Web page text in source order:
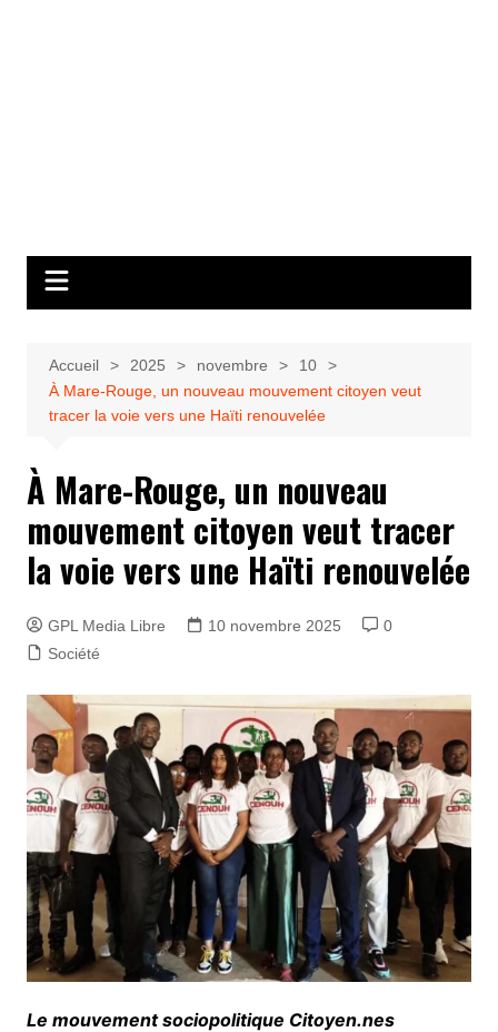
Accueil 2025 novembre
10
À Mare-Rouge, un nouveau mouvement citoyen veut
tracer la voie vers une Haïti renouvelée
À Mare-Rouge, un nouveau
mouvement citoyen veut tracer
la voie vers une Haïti renouvelée
GPL Media Libre 10 novembre 2025
0
Société
Le mouvement sociopolitique Citoyen.nes